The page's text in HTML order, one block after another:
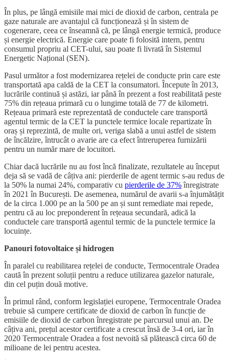
În plus, pe lângă emisiile mai mici de dioxid de carbon, centrala pe
gaze naturale are avantajul că funcționează și în sistem de
cogenerare, ceea ce înseamnă că, pe lângă energie termică, produce
și energie electrică. Energie care poate fi folosită intern, pentru
consumul propriu al CET-ului, sau poate fi livrată în Sistemul
Energetic Național (SEN).
Pasul următor a fost modernizarea rețelei de conducte prin care este
transportată apa caldă de la CET la consumatori. Începute în 2013,
lucrările continuă și astăzi, iar până în prezent a fost reabilitată peste
75% din rețeaua primară cu o lungime totală de 77 de kilometri.
Rețeaua primară este reprezentată de conductele care transportă
agentul termic de la CET la punctele termice locale repartizate în
oraș și reprezintă, de multe ori, veriga slabă a unui astfel de sistem
de încălzire, întrucât o avarie are ca efect întreruperea furnizării
pentru un număr mare de locuitori.
Chiar dacă lucrările nu au fost încă finalizate, rezultatele au început
deja să se vadă de câțiva ani: pierderile de agent termic s-au redus de
la 50% la numai 24%, comparativ cu pierderile de 37%înregistrate
în 2021 în București. De asemenea, numărul de avarii s-a înjumătățit
de la circa 1.000 pe an la 500 pe an și sunt remediate mai repede,
pentru că au loc preponderent în rețeaua secundară, adică la
conductele care transportă agentul termic de la punctele termice la
locuințe.
Panouri fotovoltaice și hidrogen
În paralel cu reabilitarea rețelei de conducte, Termocentrale Oradea
caută în prezent soluții pentru a reduce utilizarea gazelor naturale,
din cel puțin două motive.
În primul rând, conform legislației europene, Termocentrale Oradea
trebuie să cumpere certificate de dioxid de carbon în funcție de
emisiile de dioxid de carbon înregistrate pe parcursul unui an. De
câțiva ani, prețul acestor certificate a crescut însă de 3-4 ori, iar în
2020 Termocentrale Oradea a fost nevoită să plătească circa 60 de
milioane de lei pentru acestea.